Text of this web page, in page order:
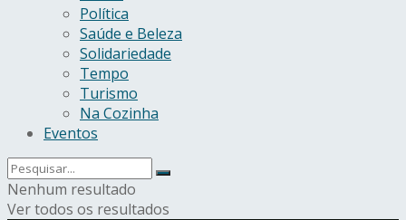
Política
Saúde e Beleza
Solidariedade
Tempo
Turismo
Na Cozinha
Eventos
Nenhum resultado
Ver todos os resultados